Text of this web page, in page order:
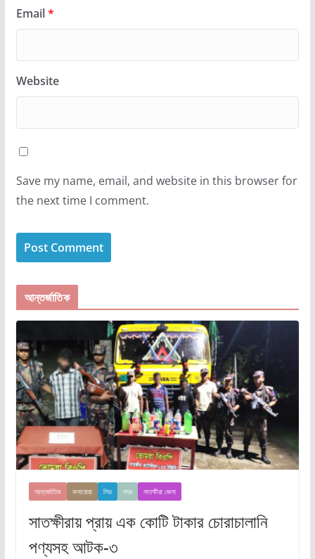
Email*
Website
Save my name, email, and website in this browser for
the next time I comment.
আন্তর্জাতিক
আন্তর্জাতিক কলারোয়া লিড সদর সাতক্ষীরা জেলা
সাতক্ষীরায় প্রায় এক কোটি টাকার চোরাচালানি
পণ্যসহ আটক-৩